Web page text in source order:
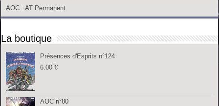
AOC : AT Permanent
La boutique
Présences d'Esprits n°124
6.00€
AOC n°80